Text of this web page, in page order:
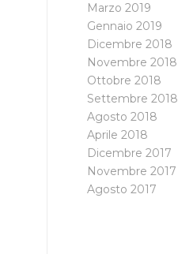
Marzo 2019
Gennaio 2019
Dicembre 2018
Novembre 2018
Ottobre 2018
Settembre 2018
Agosto 2018
Aprile 2018
Dicembre 2017
Novembre 2017
Agosto 2017